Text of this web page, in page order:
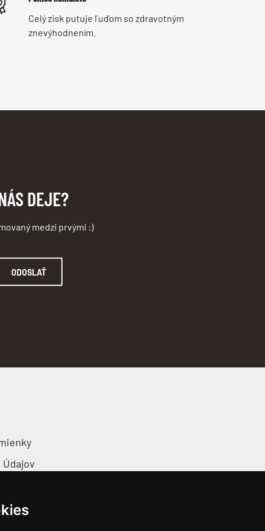
Celý zisk putuje ľuďom so zdravotným
znevýhodnením.
DEJE?
medzi prvými :)
ODOSLAŤ
Údajov